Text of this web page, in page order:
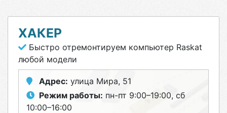
ХАКЕР
Быстро отремонтируем компьютер Raskat
любой модели
Адрес: улица Мира, 51
Режим работы: пн-пт 9:00–19:00, сб
10:00–16:00